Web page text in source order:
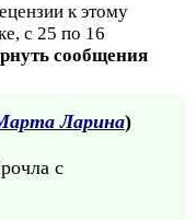
к этому
с 25 по 16
сообщения
Ларина)
с